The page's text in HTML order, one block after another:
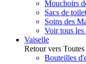
Mouchoirs
Sacs de
Soins des
Voir tous les
Vaiselle
Retour vers
Bouteilles